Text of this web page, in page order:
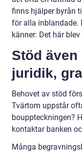
finns hjälper byrån
för alla inblandade.
känner: Det här
Stöd
juridik,
Behovet av stöd
Tvärtom uppstår
bouppteckningen?
kontaktar banken
Många